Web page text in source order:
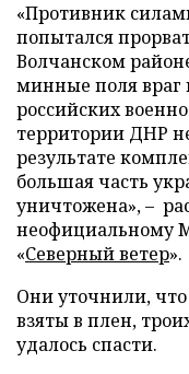
«Противник
попытался
Волчанском
минные поля враг
российских
территории ДНР
результате
большая часть
уничтожена», –
неофициальному
«Северный ветер».
Они уточнили,
взяты в плен,
удалось спасти.